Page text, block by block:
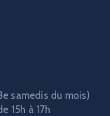
samedis du mois)
15h à 17h